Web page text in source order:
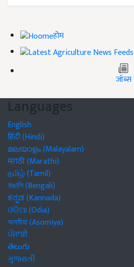
होम
जॉब्स
Languages
English
हिंदी (Hindi)
മലയാളം (Malayalam)
मराठी (Marathi)
தமிழ் (Tamil)
বাঙালি (Bengali)
ಕನ್ನಡ (Kannada)
ଓଡିଆ (Odia)
অসমীয়া (Asomiya)
ਪੰਜਾਬੀ
తెలుగు
ગુજરાતી